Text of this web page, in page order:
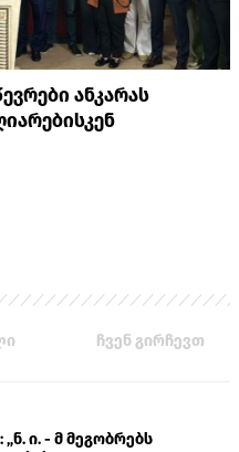
ანკარას
ჩვენ გირჩევთ
ი. - მ მეგობრებს